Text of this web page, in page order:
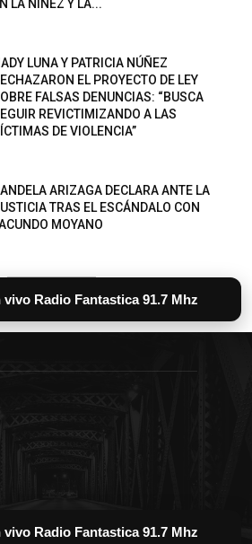
vivo Radio Fantastica 91.7 Mhz